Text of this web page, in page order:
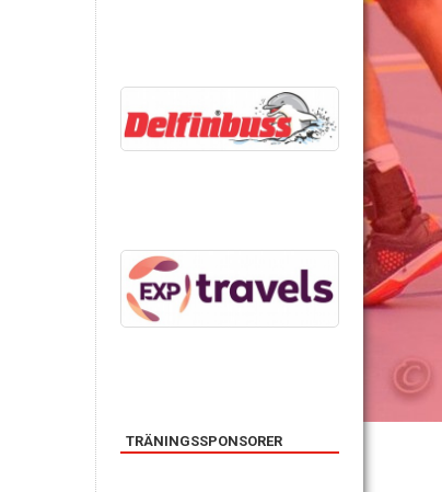
TRÄNINGSSPONSORER